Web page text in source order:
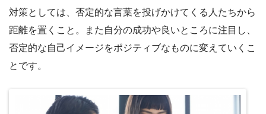
対策としては、否定的な言葉を投げかけてくる人たちから
距離を置くこと。また自分の成功や良いところに注目し、
否定的な自己イメージをポジティブなものに変えていくこ
とです。